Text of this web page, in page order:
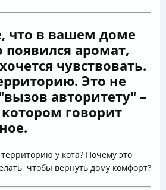
что в вашем доме
аромат,
чувствовать.
Это не
авторитету" –
говорит
у кота? Почему это
чтобы вернуть дому комфорт?